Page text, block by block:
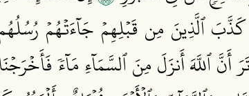
ٱلَّذِينَ مِن قَبۡلِهِمۡ جَآءَتۡهُمۡ رُسُلُهُم
أَنَّ ٱللَّهَ أَنزَلَ مِنَ ٱلسَّمَآءِ مَآءٗ